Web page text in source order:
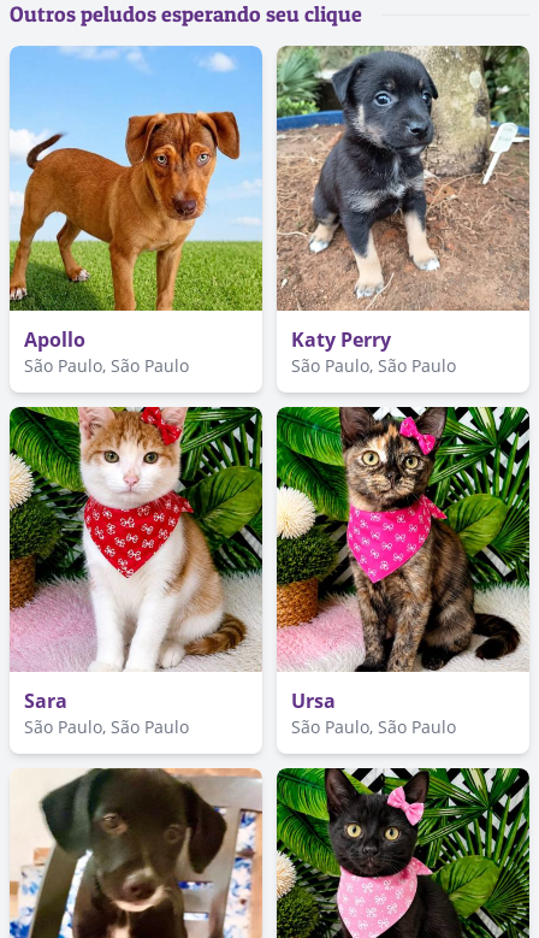
Outros peludos esperando seu clique
Apollo
São Paulo, São Paulo
Katy Perry
São Paulo, São Paulo
Sara
São Paulo, São Paulo
Ursa
São Paulo, São Paulo